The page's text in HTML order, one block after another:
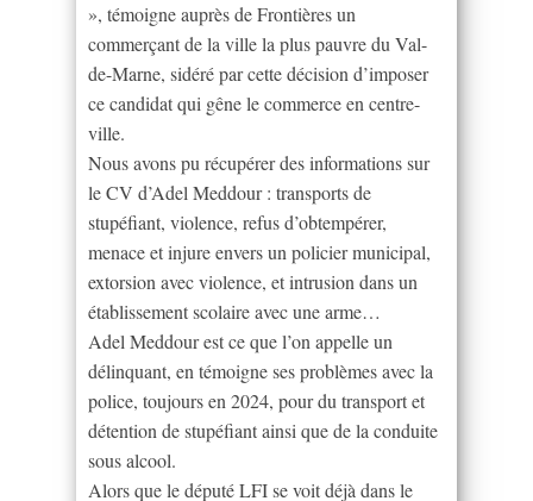
», témoigne auprès de Frontières un
commerçant de la ville la plus pauvre du Val-
de-Marne, sidéré par cette décision d’imposer
ce candidat qui gêne le commerce en centre-
ville.
Nous avons pu récupérer des informations sur
le CV d’Adel Meddour : transports de
stupéfiant, violence, refus d’obtempérer,
menace et injure envers un policier municipal,
extorsion avec violence, et intrusion dans un
établissement scolaire avec une arme…
Adel Meddour est ce que l’on appelle un
délinquant, en témoigne ses problèmes avec la
police, toujours en 2024, pour du transport et
détention de stupéfiant ainsi que de la conduite
sous alcool.
Alors que le député LFI se voit déjà dans le